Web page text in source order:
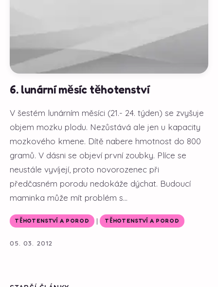
6. lunární měsíc těhotenství
V šestém lunárním měsíci (21.- 24. týden) se zvyšuje
objem mozku plodu. Nezůstává ale jen u kapacity
mozkového kmene. Dítě nabere hmotnost do 800
gramů. V dásni se objeví první zoubky. Plíce se
neustále vyvíjejí, proto novorozenec při
předčasném porodu nedokáže dýchat. Budoucí
maminka může mít problém s...
TĚHOTENSTVÍ A POROD | TĚHOTENSTVÍ A POROD
05. 03. 2012